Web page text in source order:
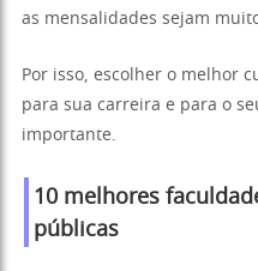
as mensalidades sejam
Por isso, escolher o melhor
para sua carreira e para o
importante.
10 melhores
públicas